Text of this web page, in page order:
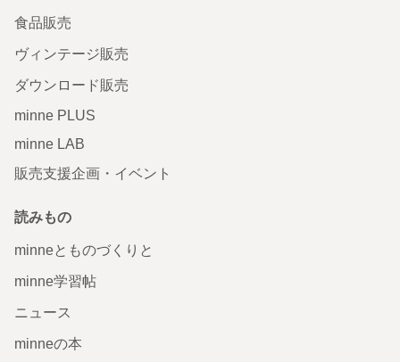
食品販売
ヴィンテージ販売
ダウンロード販売
minne PLUS
minne LAB
販売支援企画・イベント
読みもの
minneとものづくりと
minne学習帖
ニュース
minneの本